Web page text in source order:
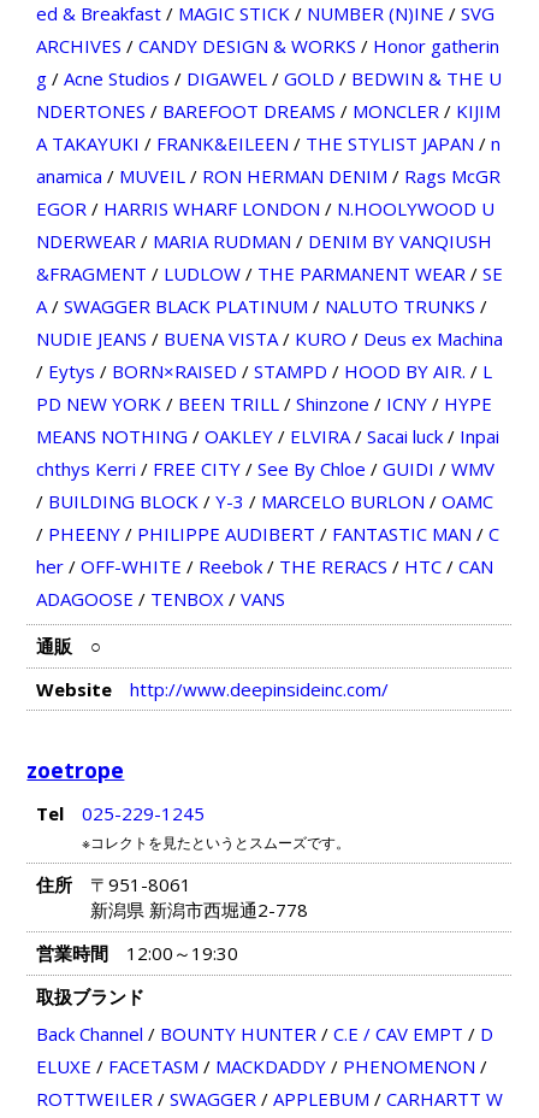
ed & Breakfast/ MAGIC STICK/ NUMBER (N)INE / SVG
ARCHIVES / CANDY DESIGN & WORKS / Honor gatherin
g/ Acne Studios / DIGAWEL/ GOLD / BEDWIN & THE U
NDERTONES / BAREFOOT DREAMS / MONCLER/ KIJIM
A TAKAYUKI / FRANK&EILEEN / THE STYLIST JAPAN / n
anamica / MUVEIL/ RON HERMAN DENIM / Rags McGR
EGOR/ HARRIS WHARF LONDON / N.HOOLYWOOD U
NDERWEAR/ MARIA RUDMAN / DENIM BY VANQIUSH
&FRAGMENT / LUDLOW/ THE PARMANENT WEAR/ SE
A/ SWAGGER BLACK PLATINUM / NALUTO TRUNKS /
NUDIE JEANS / BUENA VISTA/ KURO / Deus ex Machina
/ Eytys / BORN×RAISED / STAMPD / HOOD BY AIR. / L
PD NEW YORK/ BEEN TRILL/ Shinzone / ICNY/ HYPE
MEANS NOTHING / OAKLEY/ ELVIRA/ Sacai luck/ Inpai
chthys Kerri / FREE CITY/ See By Chloe / GUIDI / WMV
/ BUILDING BLOCK/ Y-3 / MARCELO BURLON / OAMC
/ PHEENY/ PHILIPPE AUDIBERT / FANTASTIC MAN / C
her/ OFF-WHITE / Reebok/ THE RERACS / HTC/ CAN
ADAGOOSE / TENBOX/ VANS
通販
○
Website
http://www.deepinsideinc.com/
zoetrope
Tel 025-229-1245
※コレクトを見たというとスムーズです。
住所
〒951-8061
新潟県 新潟市西堀通2-778
営業時間
12:00～19:30
取扱ブランド
Back Channel / BOUNTY HUNTER/ C.E / CAV EMPT / D
ELUXE / FACETASM / MACKDADDY/ PHENOMENON /
ROTTWEILER/ SWAGGER/ APPLEBUM / CARHARTT W